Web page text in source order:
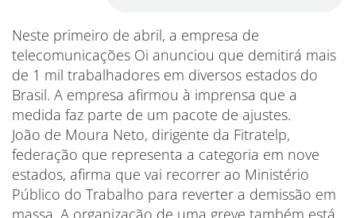
Neste primeiro de abril, a empresa de
telecomunicações Oi anunciou que demitirá mais
de 1 mil trabalhadores em diversos estados do
Brasil. A empresa afirmou à imprensa que a
medida faz parte de um pacote de ajustes.
João de Moura Neto, dirigente da Fitratelp,
federação que representa a categoria em nove
estados, afirma que vai recorrer ao Ministério
Público do Trabalho para reverter a demissão em
massa. A organização de uma greve também está